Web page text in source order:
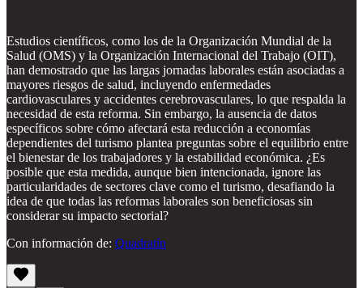
Estudios científicos, como los de la Organización Mundial de la
Salud (OMS) y la Organización Internacional del Trabajo (OIT),
han demostrado que las largas jornadas laborales están asociadas a
mayores riesgos de salud, incluyendo enfermedades
cardiovasculares y accidentes cerebrovasculares, lo que respalda la
necesidad de esta reforma. Sin embargo, la ausencia de datos
específicos sobre cómo afectará esta reducción a economías
dependientes del turismo plantea preguntas sobre el equilibrio entre
el bienestar de los trabajadores y la estabilidad económica. ¿Es
posible que esta medida, aunque bien intencionada, ignore las
particularidades de sectores clave como el turismo, desafiando la
idea de que todas las reformas laborales son beneficiosas sin
considerar su impacto sectorial?
Con información de: Quadratín